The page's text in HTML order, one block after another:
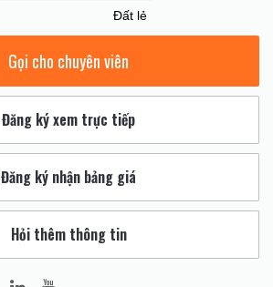
Đất lẻ
Gọi cho chuyên viên
Đăng ký xem trực tiếp
Đăng ký nhận bảng giá
Hỏi thêm thông tin